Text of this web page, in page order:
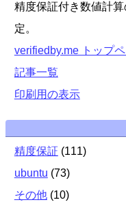
精度保証付き数値計
定。
verifiedby.me トップ
記事一覧
印刷用の表示
精度保証 (111)
ubuntu (73)
その他 (10)